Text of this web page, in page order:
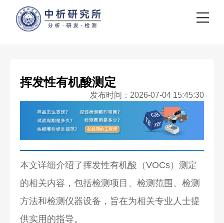
挥发性有机酸测定
发布时间：2026-07-04 15:45:30
本文详细介绍了挥发性有机酸（VOCs）测定
的相关内容，包括检测项目、检测范围、检测
方法和检测仪器设备，旨在为相关专业人士提
供实用的指导。